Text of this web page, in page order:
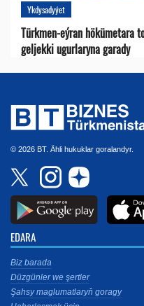
Ykdysadyýet
Türkmen-eýran hökümetara
geljekki ugurlaryna garady
© 2026 BT. Ähli hukuklar goralandyr.
EDARA
Biz barada
Düzgünler we şertler
Şahsy maglumatlaryň goragy